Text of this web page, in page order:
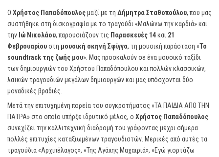
Ο Χρήστος Παπαδόπουλοςμαζί με τη Δήμητρα Σταθοπούλου, που μας
συστήθηκε στη δισκογραφία με το τραγούδι «Μαλώνω την καρδιά» και
την Ιώ Νικολάου, παρουσιάζουν τις Παρασκευές 14και 21
Φεβρουαρίουστη μουσική σκηνή Σφίγγα, τη μουσική παράσταση «Το
soundtrack της ζωής μου». Μας προσκαλούν σε ένα μουσικό ταξίδι
των δημιουργιών του Χρήστου Παπαδόπουλου και πολλών κλασσικών,
λαϊκών τραγουδιών μεγάλων δημιουργών και μας υπόσχονται δύο
μοναδικές βραδιές.
Μετά την επιτυχημένη πορεία του συγκροτήματος «ΤΑ ΠΑΙΔΙΑ ΑΠΟ ΤΗΝ
ΠΑΤΡΑ» στο οποίο υπήρξε ιδρυτικό μέλος, ο Χρήστος Παπαδόπουλος
συνεχίζει την καλλιτεχνική διαδρομή του γράφοντας μέχρι σήμερα
πολλές επιτυχίες καταξιωμένων τραγουδιστών. Μερικές από αυτές τα
τραγούδια «Αρχιπέλαγος», «Της Αγάπης Μαχαιριά», «Εγώ γιορτάζω